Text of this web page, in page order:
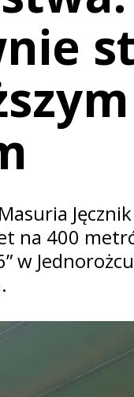
na 400
w